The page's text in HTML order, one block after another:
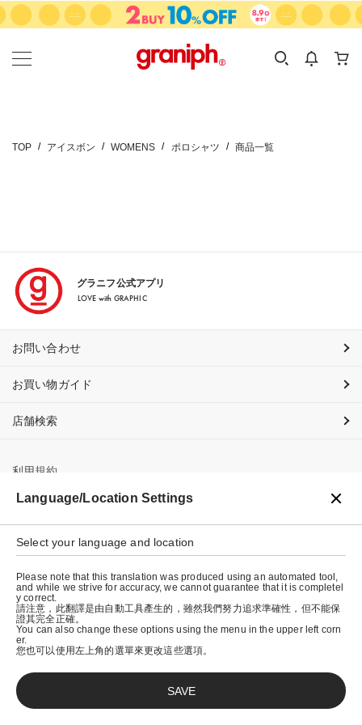
カテゴリーから探す
KIDS
カテゴリ
サイズ
TOP アイスボン WOMENS ポロシャツ 商品一覧
グラニフ公式アプリ
LOVE with GRAPHIC
お問い合わせ
お買い物ガイド
店舗検索
利用規約
プライバシーポリシー
特定商取引法に基づく表示
会社概要
© graniph inc.
Language/Location Settings
Select your language and location
Please note that this translation was produced using an automated tool,
and while we strive for accuracy, we cannot guarantee that it is completel
y correct.
請注意，此翻譯是由自動工具產生的，雖然我們努力追求準確性，但不能保
證其完全正確。
You can also change these options using the menu in the upper left corn
er.
您也可以使用左上角的選單來更改這些選項。
SAVE